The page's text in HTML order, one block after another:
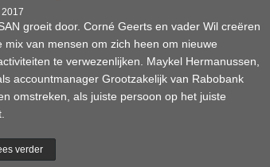
groeit door. Corné Geerts en vader Wil creëren
mix van mensen om zich heen om nieuwe
te verwezenlijken. Maykel Hermanussen,
accountmanager Grootzakelijk van Rabobank
omstreken, als juiste persoon op het juiste
verder